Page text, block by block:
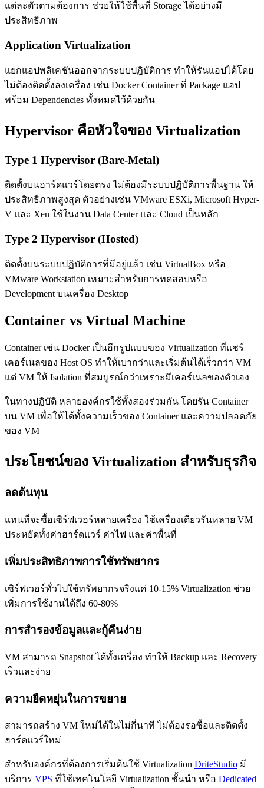
แต่ละตัวตามต้องการ ช่วยให้ใช้พื้นที่ Storage ได้อย่างมี
ประสิทธิภาพ
Application Virtualization
แยกแอปพลิเคชันออกจากระบบปฏิบัติการ ทำให้รันแอปได้โดย
ไม่ต้องติดตั้งลงเครื่อง เช่น Docker Container ที่ Package แอป
พร้อม Dependencies ทั้งหมดไว้ด้วยกัน
Hypervisor คือหัวใจของ Virtualization
Type 1 Hypervisor (Bare-Metal)
ติดตั้งบนฮาร์ดแวร์โดยตรง ไม่ต้องมีระบบปฏิบัติการพื้นฐาน ให้
ประสิทธิภาพสูงสุด ตัวอย่างเช่น VMware ESXi, Microsoft Hyper-
V และ Xen ใช้ในงาน Data Center และ Cloud เป็นหลัก
Type 2 Hypervisor (Hosted)
ติดตั้งบนระบบปฏิบัติการที่มีอยู่แล้ว เช่น VirtualBox หรือ
VMware Workstation เหมาะสำหรับการทดสอบหรือ
Development บนเครื่อง Desktop
Container vs Virtual Machine
Container เช่น Docker เป็นอีกรูปแบบของ Virtualization ที่แชร์
เคอร์เนลของ Host OS ทำให้เบากว่าและเริ่มต้นได้เร็วกว่า VM
แต่ VM ให้ Isolation ที่สมบูรณ์กว่าเพราะมีเคอร์เนลของตัวเอง
ในทางปฏิบัติ หลายองค์กรใช้ทั้งสองร่วมกัน โดยรัน Container
บน VM เพื่อให้ได้ทั้งความเร็วของ Container และความปลอดภัย
ของ VM
ประโยชน์ของ Virtualization สำหรับธุรกิจ
ลดต้นทุน
แทนที่จะซื้อเซิร์ฟเวอร์หลายเครื่อง ใช้เครื่องเดียวรันหลาย VM
ประหยัดทั้งค่าฮาร์ดแวร์ ค่าไฟ และค่าพื้นที่
เพิ่มประสิทธิภาพการใช้ทรัพยากร
เซิร์ฟเวอร์ทั่วไปใช้ทรัพยากรจริงแค่ 10-15% Virtualization ช่วย
เพิ่มการใช้งานได้ถึง 60-80%
การสำรองข้อมูลและกู้คืนง่าย
VM สามารถ Snapshot ได้ทั้งเครื่อง ทำให้ Backup และ Recovery
เร็วและง่าย
ความยืดหยุ่นในการขยาย
สามารถสร้าง VM ใหม่ได้ในไม่กี่นาที ไม่ต้องรอซื้อและติดตั้ง
ฮาร์ดแวร์ใหม่
สำหรับองค์กรที่ต้องการเริ่มต้นใช้ Virtualization DriteStudio มี
บริการ VPS ที่ใช้เทคโนโลยี Virtualization ชั้นนำ หรือ Dedicated